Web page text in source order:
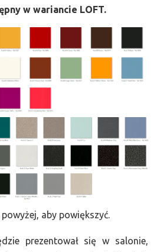
w wariancie LOFT.
aby powiększyć.
prezentował się w salonie,